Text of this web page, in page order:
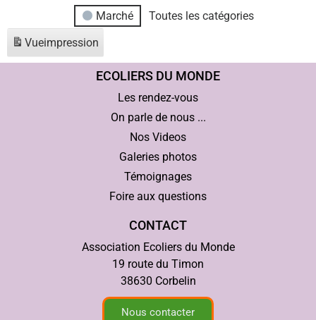
Marché
Toutes les catégories
Vueimpression
ECOLIERS DU MONDE
Les rendez-vous
On parle de nous ...
Nos Videos
Galeries photos
Témoignages
Foire aux questions
CONTACT
Association Ecoliers du Monde
19 route du Timon
38630 Corbelin
Nous contacter